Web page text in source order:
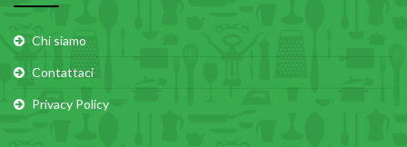
Chi siamo
Contattaci
Privacy Policy